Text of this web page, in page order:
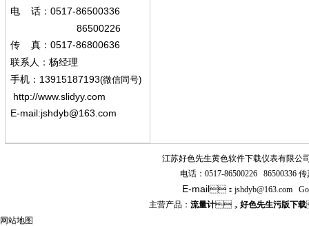
电 话： 0517-86500336
86500226
传 真： 0517-86800636
联系人：杨经理
手机 ： 13915187193(微信同号)
http://www.slidyy.com
E-mail:jshdyb@163.com
江苏好色先生黄色软件下载仪表有限公
电话： 0517-86500226 86500336 传
E-mail： jshdyb@163.com
主营产品： 流量计， 好色先生污版下载
网站地图